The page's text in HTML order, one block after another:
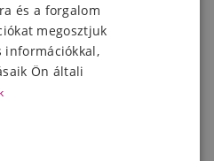
és a forgalom
megosztjuk
információkkal,
Ön általi